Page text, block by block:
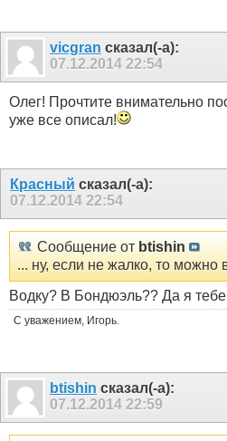
vicgran сказал(-а):
07.12.2014 22:54
Олег! Прочтите внимательно
уже все описал!
Красный сказал(-а):
07.12.2014 22:54
Сообщение от btishin
... ну, если не жалко, то можно
Водку? В Бондюэль?? Да я
С уважением, Игорь.
btishin сказал(-а):
07.12.2014 22:59